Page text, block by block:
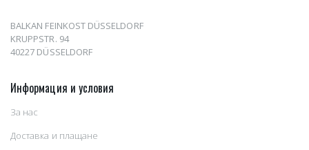
BALKAN FEINKOST DÜSSELDORF
KRUPPSTR. 94
40227 DÜSSELDORF
Информация и условия
За нас
Доставка и плащане